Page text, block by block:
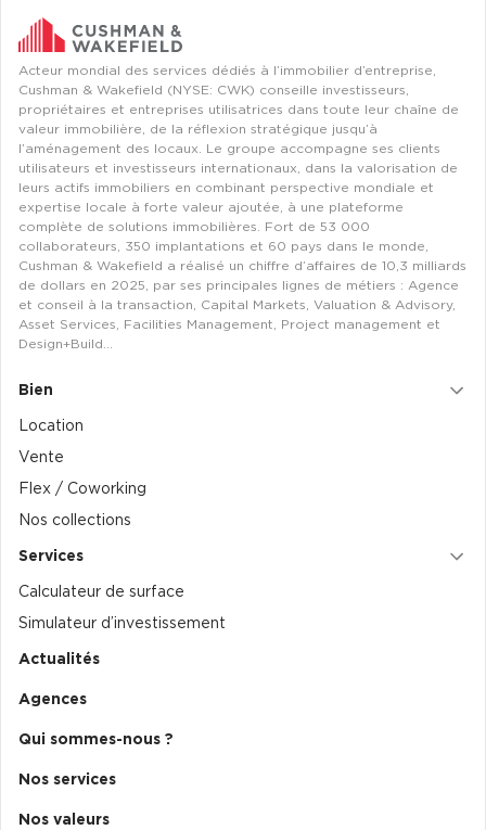
Acteur mondial des services dédiés à l’immobilier d’entreprise,
Cushman & Wakefield (NYSE: CWK) conseille investisseurs,
propriétaires et entreprises utilisatrices dans toute leur chaîne de
valeur immobilière, de la réflexion stratégique jusqu’à
l’aménagement des locaux. Le groupe accompagne ses clients
utilisateurs et investisseurs internationaux, dans la valorisation de
leurs actifs immobiliers en combinant perspective mondiale et
expertise locale à forte valeur ajoutée, à une plateforme
complète de solutions immobilières. Fort de 53 000
collaborateurs, 350 implantations et 60 pays dans le monde,
Cushman & Wakefield a réalisé un chiffre d’affaires de 10,3 milliards
de dollars en 2025, par ses principales lignes de métiers : Agence
et conseil à la transaction, Capital Markets, Valuation & Advisory,
Asset Services, Facilities Management, Project management et
Design+Build…
Bien
Location
Vente
Flex / Coworking
Nos collections
Services
Calculateur de surface
Simulateur d’investissement
Actualités
Agences
Qui sommes-nous ?
Nos services
Nos valeurs